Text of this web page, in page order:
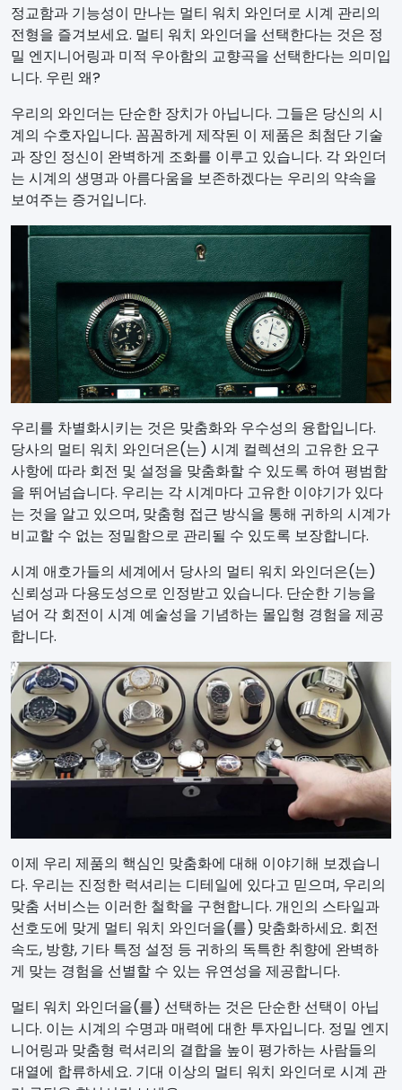
정교함과 기능성이 만나는 멀티 워치 와인더로 시계 관리의
전형을 즐겨보세요. 멀티 워치 와인더을 선택한다는 것은 정
밀 엔지니어링과 미적 우아함의 교향곡을 선택한다는 의미입
니다. 우린 왜?
우리의 와인더는 단순한 장치가 아닙니다. 그들은 당신의 시
계의 수호자입니다. 꼼꼼하게 제작된 이 제품은 최첨단 기술
과 장인 정신이 완벽하게 조화를 이루고 있습니다. 각 와인더
는 시계의 생명과 아름다움을 보존하겠다는 우리의 약속을
보여주는 증거입니다.
우리를 차별화시키는 것은 맞춤화와 우수성의 융합입니다.
당사의 멀티 워치 와인더은(는) 시계 컬렉션의 고유한 요구
사항에 따라 회전 및 설정을 맞춤화할 수 있도록 하여 평범함
을 뛰어넘습니다. 우리는 각 시계마다 고유한 이야기가 있다
는 것을 알고 있으며, 맞춤형 접근 방식을 통해 귀하의 시계가
비교할 수 없는 정밀함으로 관리될 수 있도록 보장합니다.
시계 애호가들의 세계에서 당사의 멀티 워치 와인더은(는)
신뢰성과 다용도성으로 인정받고 있습니다. 단순한 기능을
넘어 각 회전이 시계 예술성을 기념하는 몰입형 경험을 제공
합니다.
이제 우리 제품의 핵심인 맞춤화에 대해 이야기해 보겠습니
다. 우리는 진정한 럭셔리는 디테일에 있다고 믿으며, 우리의
맞춤 서비스는 이러한 철학을 구현합니다. 개인의 스타일과
선호도에 맞게 멀티 워치 와인더을(를) 맞춤화하세요. 회전
속도, 방향, 기타 특정 설정 등 귀하의 독특한 취향에 완벽하
게 맞는 경험을 선별할 수 있는 유연성을 제공합니다.
멀티 워치 와인더을(를) 선택하는 것은 단순한 선택이 아닙
니다. 이는 시계의 수명과 매력에 대한 투자입니다. 정밀 엔지
니어링과 맞춤형 럭셔리의 결합을 높이 평가하는 사람들의
대열에 합류하세요. 기대 이상의 멀티 워치 와인더로 시계 관